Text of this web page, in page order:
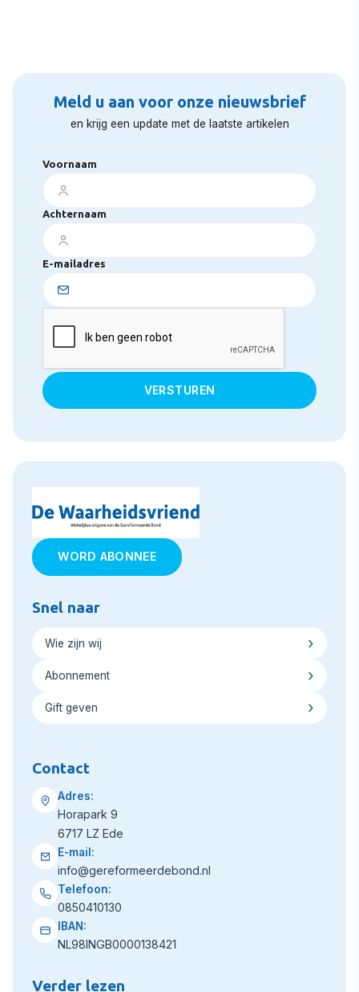
Meld u aan voor onze nieuwsbrief
en krijg een update met de laatste artikelen
Voornaam
Achternaam
E-mailadres
WORD ABONNEE
Snel naar
Wie zijn wij
Abonnement
Gift geven
Contact
Adres:
Horapark 9
6717 LZ Ede
E-mail:
info@gereformeerdebond.nl
Telefoon:
0850410130
IBAN:
NL98INGB0000138421
Verder lezen